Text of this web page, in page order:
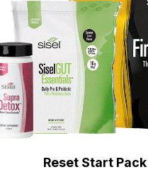
Reset Start Pack